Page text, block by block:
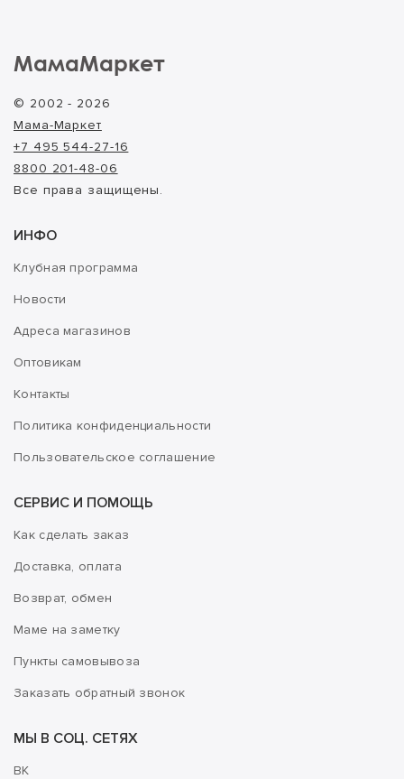
МамаМаркет
© 2002 - 2026
Мама-Маркет
+7 495 544-27-16
8800 201-48-06
Все права защищены.
ИНФО
Клубная программа
Новости
Адреса магазинов
Оптовикам
Контакты
Политика конфиденциальности
Пользовательское соглашение
СЕРВИС И ПОМОЩЬ
Как сделать заказ
Доставка, оплата
Возврат, обмен
Маме на заметку
Пункты самовывоза
Заказать обратный звонок
МЫ В СОЦ. СЕТЯХ
ВК